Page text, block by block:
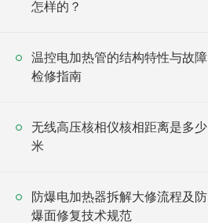
怎样的？
温控电加热管的结构特性与故障
检修指南
无线高压核相仪核相距离是多少
米
防爆电加热器拆解大修流程及防
爆面修复技术规范